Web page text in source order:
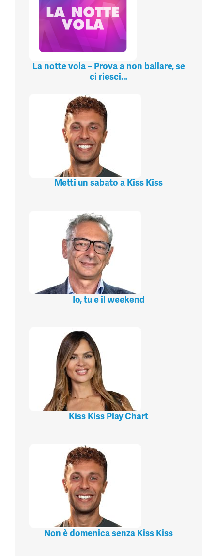
La notte vola – Prova a non ballare, se
ci riesci…
Metti un sabato a Kiss Kiss
Io, tu e il weekend
Kiss Kiss Play Chart
Non è domenica senza Kiss Kiss